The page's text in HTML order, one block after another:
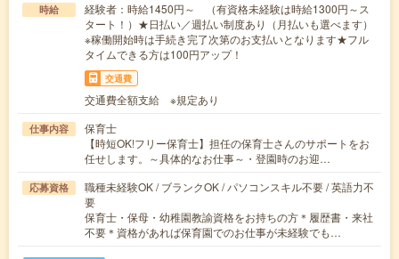
時給
経験者：時給1450円～ （有資格未経験は時給1300円～ス
タート！）★日払い／週払い制度あり（月払いも選べます）
※稼働開始時は手続き完了次第のお支払いとなります★フル
タイムできる方は100円アップ！
交通費
交通費全額支給 ※規定あり
仕事内容
保育士
【時短OK!フリー保育士】担任の保育士さんのサポートをお
任せします。～具体的なお仕事～・登園時のお迎…
応募資格
職種未経験OK / ブランクOK / パソコンスキル不要 / 英語力不
要
保育士・保母・幼稚園教諭資格をお持ちの方＊履歴書・来社
不要＊資格があれば保育園でのお仕事が未経験でも…